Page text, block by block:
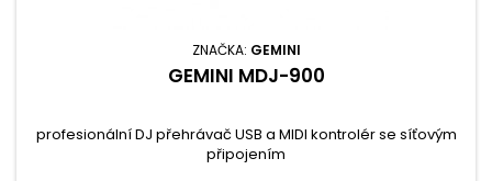
ZNAČKA: GEMINI
GEMINI MDJ-900
profesionální DJ přehrávač USB a MIDI kontrolér se síťovým
připojením